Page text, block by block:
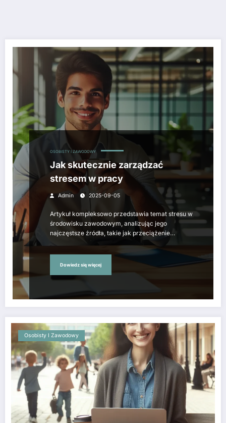
OSOBISTY I ZAWODOWY
Jak skutecznie zarządzać
stresem w pracy
Admin 2025-09-05
Artykuł kompleksowo przedstawia temat stresu w
środowisku zawodowym, analizując jego
najczęstsze źródła, takie jak przeciążenie…
Dowiedz się więcej
Osobisty I Zawodowy